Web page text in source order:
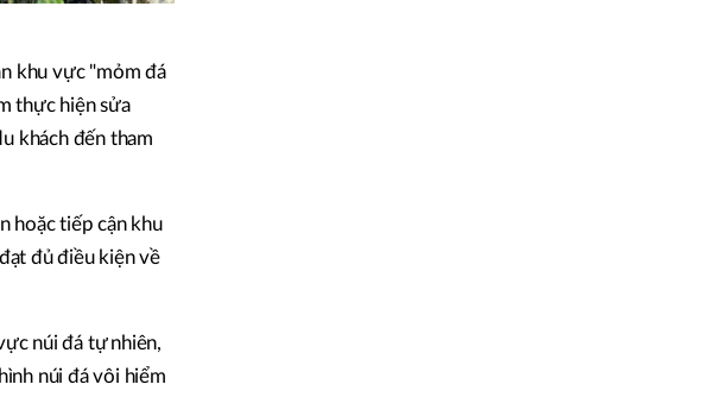
khu vực "mỏm đá
thực hiện sửa
khách đến tham
hoặc tiếp cận khu
đủ điều kiện về
núi đá tự nhiên,
núi đá vôi hiểm